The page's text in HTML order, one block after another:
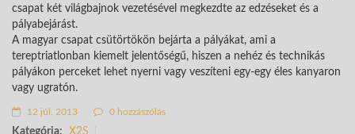
csapat két világbajnok vezetésével megkezdte az edzéseket és a
pályabejárást.
A magyar csapat csütörtökön bejárta a pályákat, ami a
tereptriatlonban kiemelt jelentőségű, hiszen a nehéz és technikás
pályákon perceket lehet nyerni vagy veszíteni egy-egy éles kanyaron
vagy ugratón.
12 júl. 2013 0 hozzászólás
Kategória: X2S